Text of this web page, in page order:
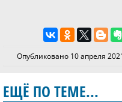
Опубликовано 10 апреля
ЕЩЁ ПО ТЕМЕ...